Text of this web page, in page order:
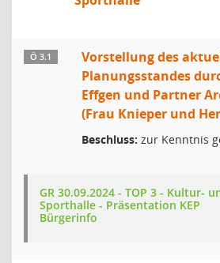
Ö 3.1
Vorstellung des
Planungsstandes
Effgen und Partner
(Frau Knieper und
Beschluss: zur Kenntnis
GR 30.09.2024 - TOP 3 - Kultur-
Sporthalle - Präsentation KEP
Bürgerinfo